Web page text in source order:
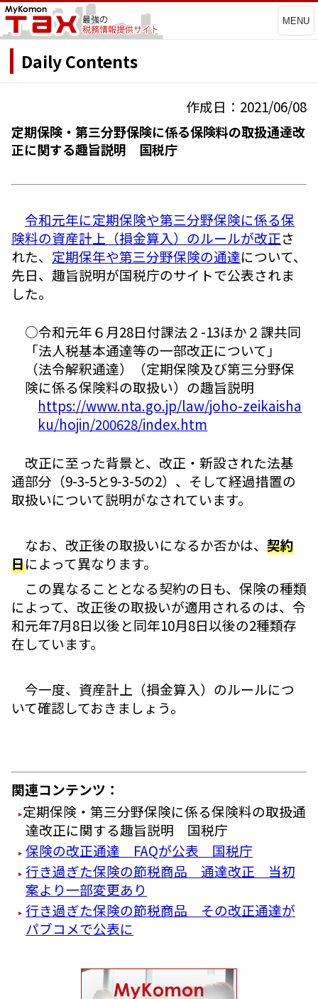
MENU
Daily Contents
作成日：2021/06/08
定期保険・第三分野保険に係る保険料の取扱通達改
正に関する趣旨説明 国税庁
令和元年に定期保険や第三分野保険に係る保
険料の資産計上（損金算入）のルールが改正さ
れた、 定期保年や第三分野保険の通達について、
先日、趣旨説明が国税庁のサイトで公表されま
した。
○令和元年６月28日付課法２-13ほか２課共同
「法人税基本通達等の一部改正について」
（法令解釈通達）（定期保険及び第三分野保
険に係る保険料の取扱い）の趣旨説明
https://www.nta.go.jp/law/joho-zeikaisha
ku/hojin/200628/index.htm
改正に至った背景と、改正・新設された法基
通部分（9-3-5と9-3-5の2）、そして経過措置の
取扱いについて説明がなされています。
なお、改正後の取扱いになるか否かは、 契約
日によって異なります。
この異なることとなる契約の日も、保険の種類
によって、改正後の取扱いが適用されるのは、令
和元年7月8日以後と同年10月8日以後の2種類存
在しています。
今一度、資産計上（損金算入）のルールにつ
いて確認しておきましょう。
関連コンテンツ：
定期保険・第三分野保険に係る保険料の取扱通
達改正に関する趣旨説明 国税庁
保険の改正通達 FAQが公表 国税庁
行き過ぎた保険の節税商品 通達改正 当初
案より一部変更あり
行き過ぎた保険の節税商品 その改正通達が
パブコメで公表に